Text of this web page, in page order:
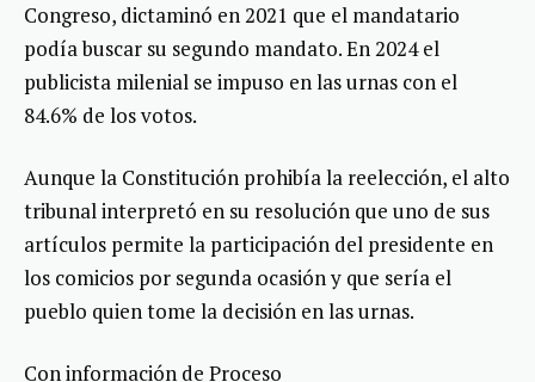
Congreso, dictaminó en 2021 que el mandatario
podía buscar su segundo mandato. En 2024 el
publicista milenial se impuso en las urnas con el
84.6% de los votos.
Aunque la Constitución prohibía la reelección, el alto
tribunal interpretó en su resolución que uno de sus
artículos permite la participación del presidente en
los comicios por segunda ocasión y que sería el
pueblo quien tome la decisión en las urnas.
Con información de Proceso